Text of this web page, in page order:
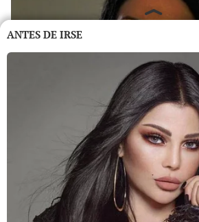
ANTES DE IRSE